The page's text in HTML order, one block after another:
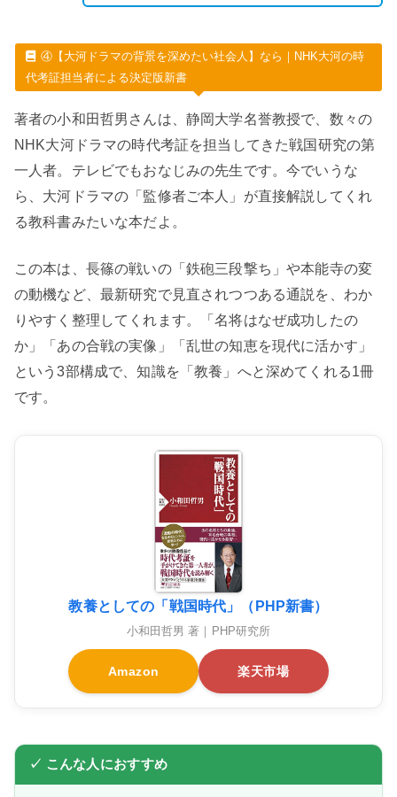
④【大河ドラマの背景を深めたい社会人】なら｜NHK大河の時
代考証担当者による決定版新書
著者の小和田哲男さんは、静岡大学名誉教授で、数々の
NHK大河ドラマの時代考証を担当してきた戦国研究の第
一人者。テレビでもおなじみの先生です。今でいうな
ら、大河ドラマの「監修者ご本人」が直接解説してくれ
る教科書みたいな本だよ。
この本は、長篠の戦いの「鉄砲三段撃ち」や本能寺の変
の動機など、最新研究で見直されつつある通説を、わか
りやすく整理してくれます。「名将はなぜ成功したの
か」「あの合戦の実像」「乱世の知恵を現代に活かす」
という3部構成で、知識を「教養」へと深めてくれる1冊
です。
教養としての「戦国時代」（PHP新書）
小和田哲男 著｜PHP研究所
Amazon 楽天市場
✓ こんな人におすすめ